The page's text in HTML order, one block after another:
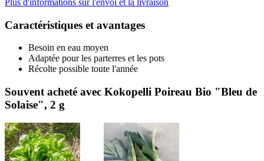
Caractéristiques et avantages
Besoin en eau moyen
Adaptée pour les parterres et les pots
Récolte possible toute l'année
Souvent acheté avec Kokopelli Poireau Bio "Bleu de
Solaise", 2 g